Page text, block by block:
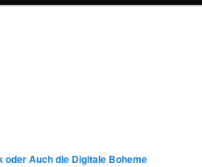
oder Auch die Digitale Boheme